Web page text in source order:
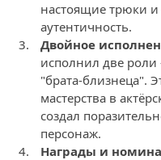
настоящие трюки
аутентичность.
Двойное
исполнил две
"брата-близнеца".
мастерства в
создал
персонаж.
Награды и